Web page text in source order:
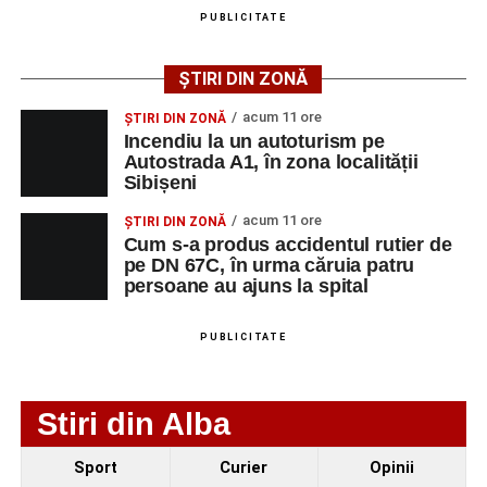
Adaugă-ne ca sursă preferată
Urmărește-ne pe Google News
Ultimele știri din Sebeș
Incendiu la un autoturism pe Autostrada A1, în zona
localității Sibișeni
Școala de Fotbal Valea Frumoasei își întărește
lotul pentru noul sezon. Trei achiziții și performanțe
PUBLICITATE
ȘTIRI DIN ZONĂ
ȘTIRI DIN ZONĂ acum 11 ore
Incendiu la un autoturism pe
Autostrada A1, în zona localității
Sibișeni
ȘTIRI DIN ZONĂ acum 11 ore
Cum s-a produs accidentul rutier de
pe DN 67C, în urma căruia patru
persoane au ajuns la spital
PUBLICITATE
Stiri din Alba
Sport Curier Opinii